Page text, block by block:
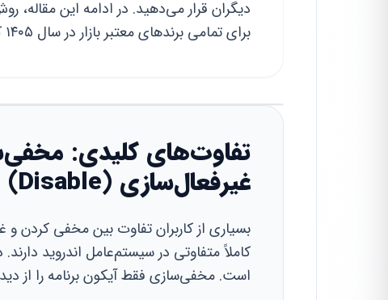
دیگران قرار می‌دهید. در ادامه این مقاله،
برای تمامی برندهای معتبر بازار در سال ۱۴۰۵ کاربردی هستند.
غیرفعال‌سازی (Disable)
بسیاری از کاربران تفاوت بین مخفی کردن و
کاملاً متفاوتی در سیستم‌عامل اندروید
است. مخفی‌سازی فقط آیکون برنامه را از